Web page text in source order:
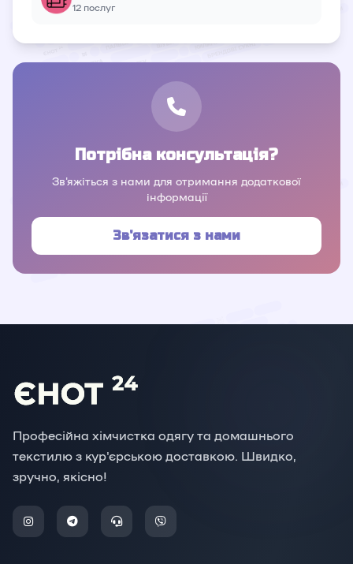
12 послуг
Потрібна консультація?
Зв'яжіться з нами для отримання додаткової
інформації
Зв'язатися з нами
Професійна хімчистка одягу та домашнього
текстилю з кур'єрською доставкою. Швидко,
зручно, якісно!